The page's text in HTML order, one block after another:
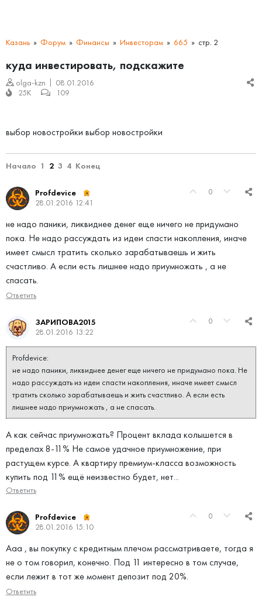
Казань Форум Финансы Инвесторам 665 стр. 2
куда инвестировать, подскажите
olga-kzn
08.01.2016
25K
109
выбор новостройки выбор новостройки
Начало 1 2 3 4 Конец
0
Profdevice
28.01.2016 12:41
не надо паники, ликвиднее денег еще ничего не придумано
пока. Не надо рассуждать из идеи спасти накопления, иначе
имеет смысл тратить сколько зарабатываешь и жить
счастливо. А если есть лишнее надо приумножать , а не
спасать.
Ответить
0
ЗАРИПОВА2015
28.01.2016 13:22
Profdevice:
не надо паники, ликвиднее денег еще ничего не придумано пока. Не
надо рассуждать из идеи спасти накопления, иначе имеет смысл
тратить сколько зарабатываешь и жить счастливо. А если есть
лишнее надо приумножать , а не спасать.
А как сейчас приумножать? Процент вклада колышется в
пределах 8-11% Не самое удачное приумножение, при
растущем курсе. А квартиру премиум-класса возможность
купить под 11% ещё неизвестно будет, нет...
Ответить
0
Profdevice
28.01.2016 15:10
Ааа , вы покупку с кредитным плечом рассматриваете, тогда я
не о том говорил, конечно. Под 11 интересно в том случае,
если лежит в тот же момент депозит под 20%.
Ответить